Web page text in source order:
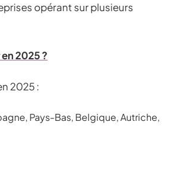
opérant sur plusieurs
2025 ?
2025 :
Pays-Bas, Belgique, Autriche,